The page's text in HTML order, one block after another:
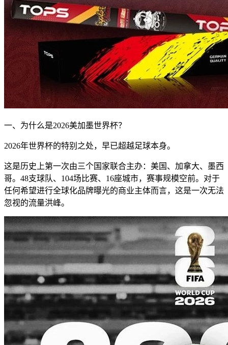
一、为什么是2026美加墨世界杯？
2026年世界杯的特别之处，早已超越足球本身。
这是历史上第一次由三个国家联合主办：美国、加拿大、墨西
哥。48支球队、104场比赛、16座城市，赛事规模空前。对于
任何希望进行全球化品牌曝光的商业主体而言，这是一次无法
忽视的流量洪峰。